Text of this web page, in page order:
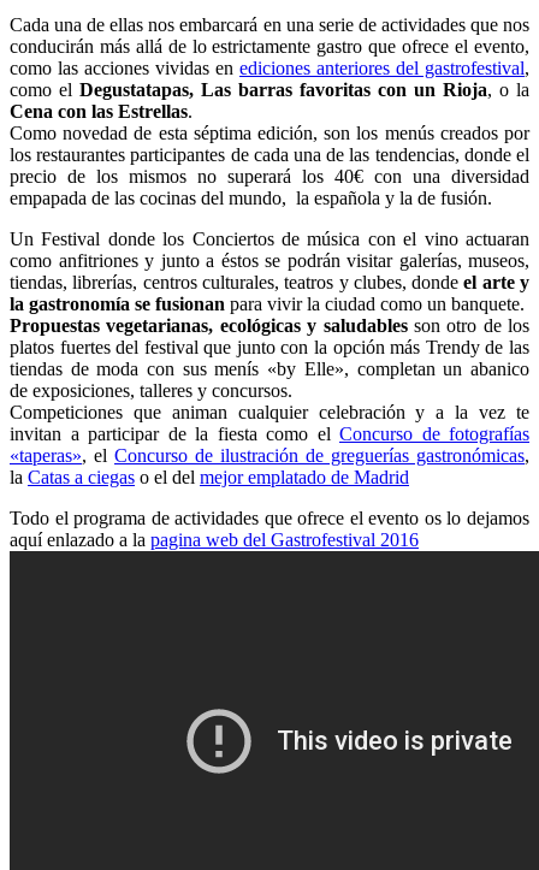
Cada una de ellas nos embarcará en una serie de actividades que nos
conducirán más allá de lo estrictamente gastro que ofrece el evento,
como las acciones vividas en ediciones anteriores del gastrofestival,
como el Degustatapas, Las barras favoritas con un Rioja, o la
Cena con las Estrellas.
Como novedad de esta séptima edición, son los menús creados por
los restaurantes participantes de cada una de las tendencias, donde el
precio de los mismos no superará los 40€ con una diversidad
empapada de las cocinas del mundo, la española y la de fusión.
Un Festival donde los Conciertos de música con el vino actuaran
como anfitriones y junto a éstos se podrán visitar galerías, museos,
tiendas, librerías, centros culturales, teatros y clubes, dondeel arte y
la gastronomía se fusionan para vivir la ciudad como un banquete.
Propuestas vegetarianas, ecológicas y saludablesson otro de los
platos fuertes del festival que junto con la opción más Trendy de las
tiendas de moda con sus menís «by Elle», completan un abanico
de exposiciones, talleres y concursos.
Competiciones que animan cualquier celebración y a la vez te
invitan a participar de la fiesta como el Concurso de fotografías
«taperas», el Concurso de ilustración de greguerías gastronómicas,
la Catas a ciegas o el del mejor emplatado de Madrid
Todo el programa de actividades que ofrece el evento os lo dejamos
aquí enlazado a la pagina web del Gastrofestival 2016